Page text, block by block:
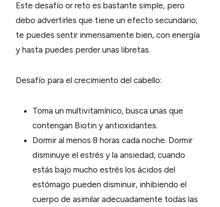
Este desafío or reto es bastante simple, pero
debo advertirles que tiene un efecto secundario;
te puedes sentir inmensamente bien, con energía
y hasta puedes perder unas libretas.
Desafío para el crecimiento del cabello:
Toma un multivitamínico, busca unas que
contengan Biotin y antioxidantes.
Dormir al menos 8 horas cada noche. Dormir
disminuye el estrés y la ansiedad, cuando
estás bajo mucho estrés los ácidos del
estómago pueden disminuir, inhibiendo el
cuerpo de asimilar adecuadamente todas las